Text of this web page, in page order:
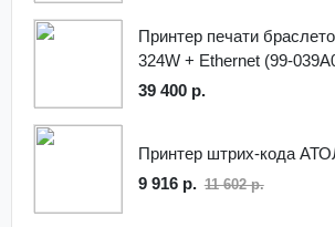
Принтер печати
324W + Ethernet (99-
39 400 р.
Принтер штрих-кода
9 916 р. 11 602 р.